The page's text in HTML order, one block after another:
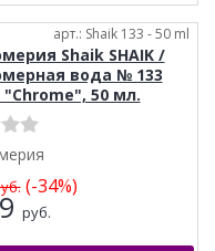
арт.: Shaik 133 - 50 ml
Shaik SHAIK /
вода № 133
"Chrome", 50 мл.
(-34%)
руб.